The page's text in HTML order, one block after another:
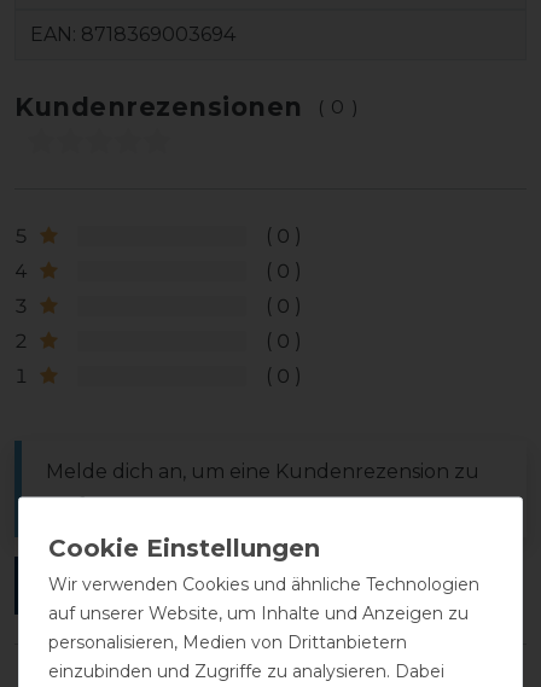
EAN: 8718369003694
Kundenrezensionen (0)
5
0
4
0
3
0
2
0
1
0
Melde dich an, um eine Kundenrezension zu
verfassen.
ANMELDEN
Wir verwenden Cookies und ähnliche Technologien
auf unserer Website, um Inhalte und Anzeigen zu
personalisieren, Medien von Drittanbietern
einzubinden und Zugriffe zu analysieren. Dabei